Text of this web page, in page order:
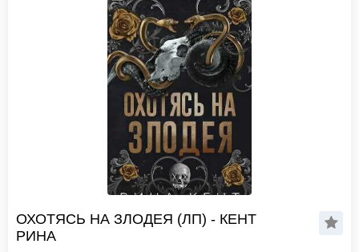
ОХОТЯСЬ НА ЗЛОДЕЯ (ЛП) - КЕНТ
РИНА